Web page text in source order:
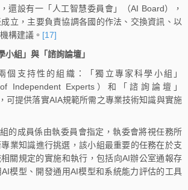
還設有一「人工智慧委員會」（AI Board），
立，主要負責協調各國的作法、交換資訊、以
構建議。 [17]
小組」與「諮詢論壇」
個支持性的組織：「獨立專家科學小組」
of Independent Experts）和「諮詢論壇」
可提供落實AIA規範所需之專業技術知識與實施
的成員係由執委員會指定，執委會將視任務所
業知識進行挑選，該小組最重要的任務在於支
關規定的實施和執行，包括向AI辦公室通報存
模型、開發通用AI模型和系統能力評估的工具